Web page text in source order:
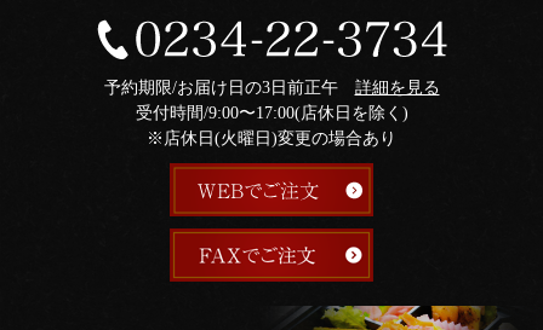
予約期限/お届け日の3日前正午 詳細を見る
受付時間/9:00〜17:00(店休日を除く)
※店休日(火曜日)変更の場合あり